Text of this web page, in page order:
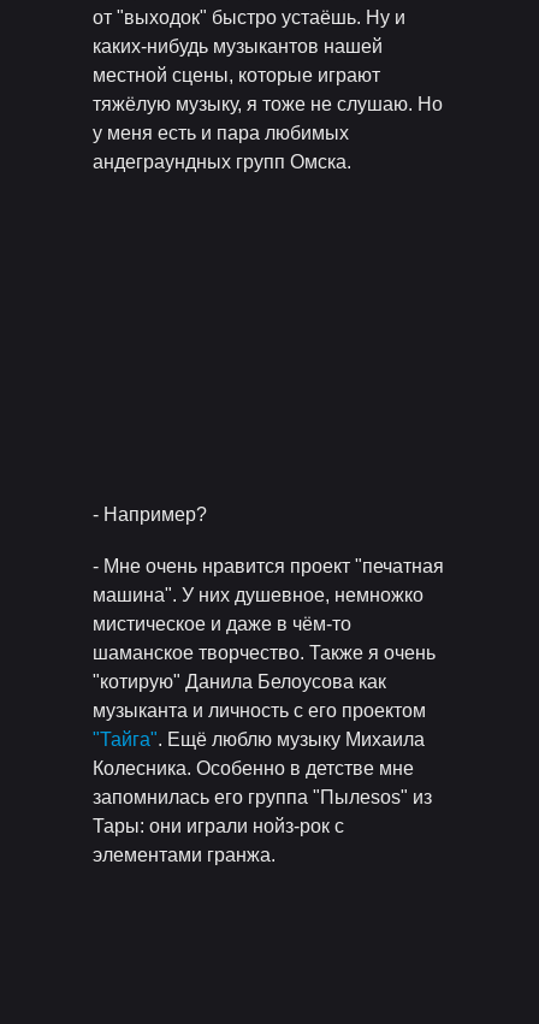
от "выходок" быстро устаёшь. Ну и
каких-нибудь музыкантов нашей
местной сцены, которые играют
тяжёлую музыку, я тоже не слушаю. Но
у меня есть и пара любимых
андеграундных групп Омска.
- Например?
- Мне очень нравится проект "печатная
машина". У них душевное, немножко
мистическое и даже в чём-то
шаманское творчество. Также я очень
"котирую" Данила Белоусова как
музыканта и личность с его проектом
"Тайга". Ещё люблю музыку Михаила
Колесника. Особенно в детстве мне
запомнилась его группа "Пылеsos" из
Тары: они играли нойз-рок с
элементами гранжа.